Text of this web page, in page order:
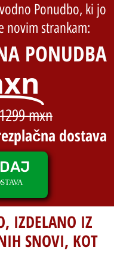
Ponudbo, ki jo
novim strankam:
PONUDBA
mxn
dostava
IZDELANO IZ
SNOVI, KOT